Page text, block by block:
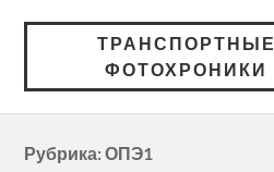
ТРАНСПОРТНЫЕ
ФОТОХРОНИКИ
Рубрика:ОПЭ1